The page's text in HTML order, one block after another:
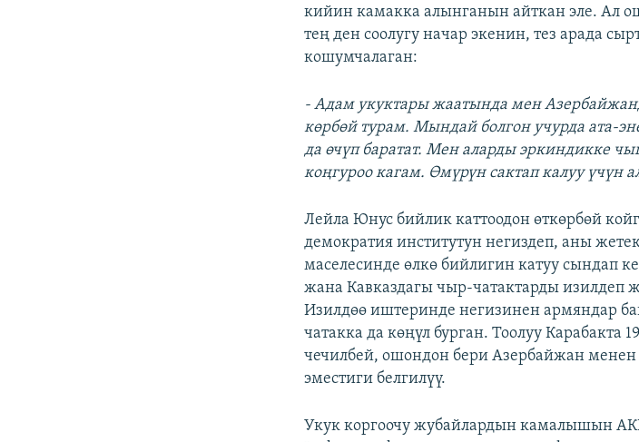
кийин камакка алынганын айткан эле. Ал
тең ден соолугу начар экенин, тез арада
кошумчалаган:
- Адам укуктары жаатында мен
көрбөй турам. Мындай болгон учурда ата-
да өчүп баратат. Мен аларды эркиндикке
коңгуроо кагам. Өмүрүн сактап калуу үчүн
Лейла Юнус бийлик каттоодон өткөрбөй
демократия институтун негиздеп, аны
маселесинде өлкө бийлигин катуу сындап
жана Кавказдагы чыр-чатактарды изилдеп
Изилдөө иштеринде негизинен армяндар
чатакка да көңүл бурган. Тоолуу
чечилбей, ошондон бери Азербайжан
эместиги белгилүү.
Укук коргоочу жубайлардын камалышын